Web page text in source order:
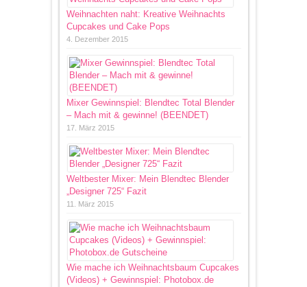
Weihnachten naht: Kreative Weihnachts
Cupcakes und Cake Pops
4. Dezember 2015
Mixer Gewinnspiel: Blendtec Total Blender
– Mach mit & gewinne! (BEENDET)
17. März 2015
Weltbester Mixer: Mein Blendtec Blender
„Designer 725“ Fazit
11. März 2015
Wie mache ich Weihnachtsbaum Cupcakes
(Videos) + Gewinnspiel: Photobox.de